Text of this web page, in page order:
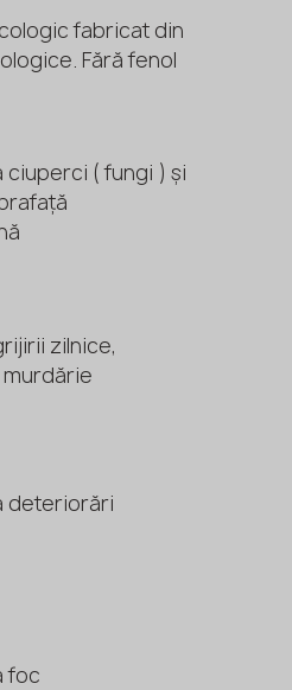
fabricat din
Fără fenol
ciuperci ( fungi ) și
zilnice,
deteriorări
foc